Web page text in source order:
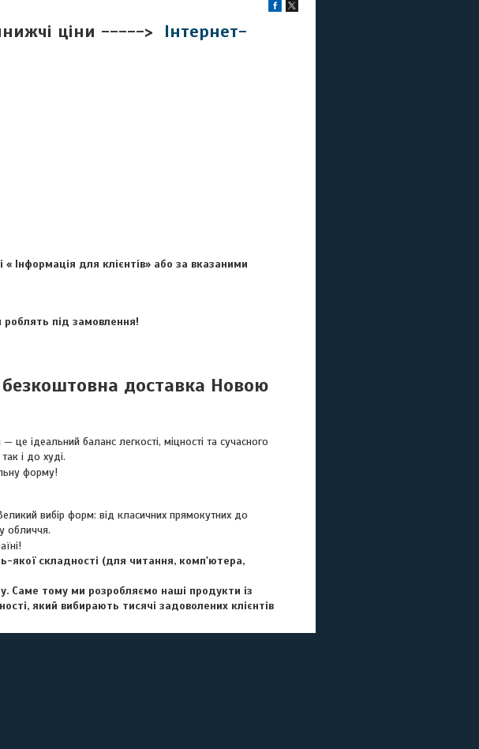
ціни -----> Інтернет-
Інформація для клієнтів» або за вказаними
роблять під замовлення!
доставка Новою
ідеальний баланс легкості, міцності та сучасного
і до худі.
форму!
вибір форм: від класичних прямокутних до
обличчя.
якої складності (для читання, комп'ютера,
Саме тому ми розробляємо наші продукти із
який вибирають тисячі задоволених клієнтів